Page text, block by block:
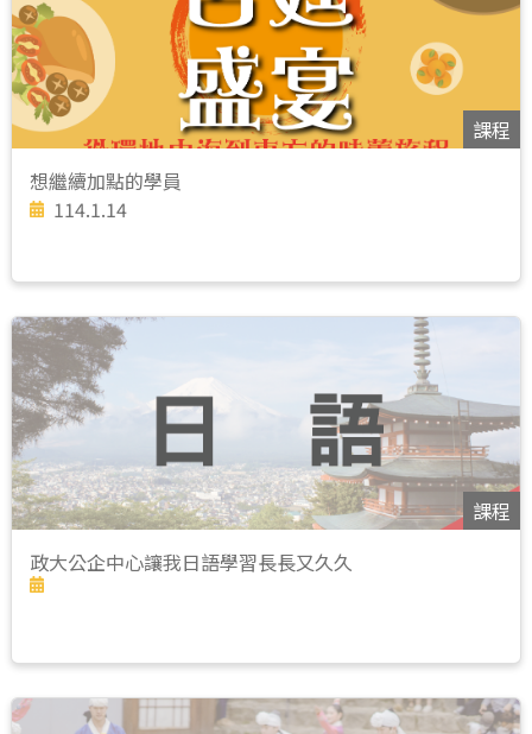
課程
想繼續加點的學員
114.1.14
課程
政大公企中心讓我日語學習長長又久久